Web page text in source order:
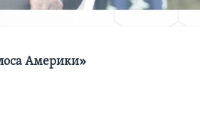
Америки»